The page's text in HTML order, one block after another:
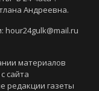
Андреевна.
hour24gulk@mail.ru
материалов
сайта
редакции газеты